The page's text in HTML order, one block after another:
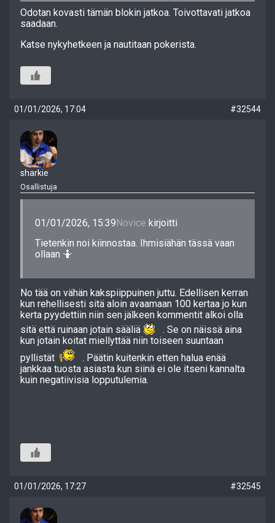
Odotan kovasti tämän blokin jatkoa. Toivottavati jatkoa
saadaan.
Katse nykyhetkeen ja nautitaan pokerista.
01/01/2026, 17:04 #32544
sharkie
Osallistuja
01/01/2026, 15:39Novice kirjoitti
Tietenkin noi kiinnostaa. Ihmisiähän tässä vaan
ollaan 🤷
No tää on vähän kakspiippuinen juttu. Edellisen kerran
kun rehellisesti sitä aloin avaamaan 100 kertaa jo kun
kerta pyydettiin niin sen jälkeen kommentit alkoi olla
sitä että ruinaan jotain sääliä
. Se on näissä aina
kun jotain koitat miellyttää niin toiseen suuntaan
pyllistät
. Päätin kuitenkin etten halua enää
jankkaa tuosta asiasta kun siinä ei ole itseni kannalta
kuin negatiivisia lopputulemia.
01/01/2026, 17:27 #32545